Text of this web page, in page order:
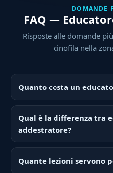
DOMANDE
FAQ —
Risposte alle domande
cinofila nella
Quanto costa un
Qual è la differenza tra
addestratore?
Quante lezioni servono